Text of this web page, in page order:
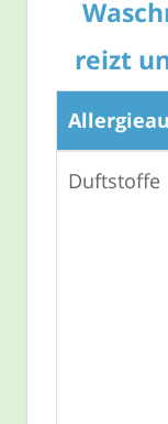
reizt
Duftstoffe